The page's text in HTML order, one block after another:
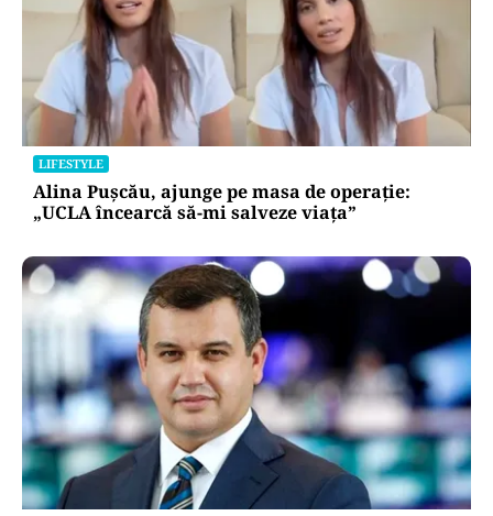
LIFESTYLE
Alina Pușcău, ajunge pe masa de operație:
„UCLA încearcă să-mi salveze viața”